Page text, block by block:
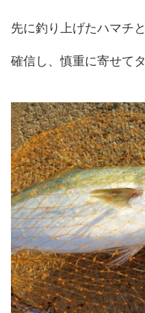
先に釣り上げたハマチ
確信し、慎重に寄せて